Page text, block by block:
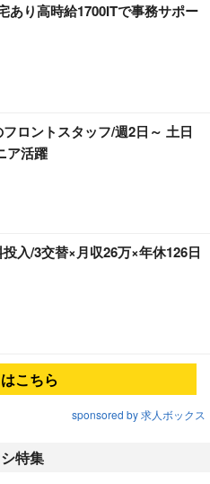
あり高時給1700ITで事務サポー
ロントスタッフ/週2日～ 土日
ア活躍
入/3交替×月収26万×年休126日
こちら
sponsored by 求人ボックス
特集